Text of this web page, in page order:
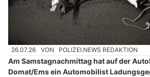
26.07.26 VON POLIZEI.NEWS REDAKTION
Am Samstagnachmittag hat auf der
Domat/Ems ein Automobilist